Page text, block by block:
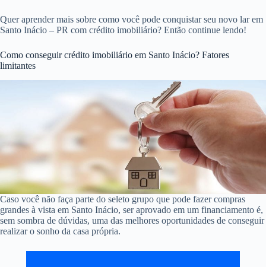
Quer aprender mais sobre como você pode conquistar seu novo lar em
Santo Inácio – PR com crédito imobiliário? Então continue lendo!
Como conseguir crédito imobiliário em Santo Inácio? Fatores
limitantes
Caso você não faça parte do seleto grupo que pode fazer compras
grandes à vista em Santo Inácio, ser aprovado em um financiamento é,
sem sombra de dúvidas, uma das melhores oportunidades de conseguir
realizar o sonho da casa própria.